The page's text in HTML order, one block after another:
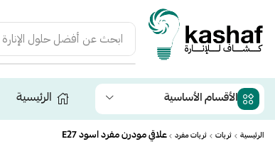
ابحث عن أفضل حلول الإنارة
الأقسام الأساسية الرئيسية
الرئيسية ثريات ثريات مفرد علاقي مودرن مفرد اسود E27